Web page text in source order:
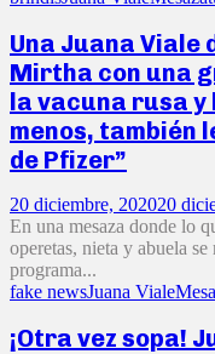
Una Juana
Mirtha con una
la vacuna rusa y
menos, también
de Pfizer”
20 diciembre, 202020
En una mesaza donde lo
operetas, nieta y abuela
programa...
fake newsJuana Viale
¡Otra vez sopa!